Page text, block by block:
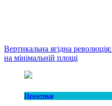
Вертикальна ягідна
на мінімальній площі
Практики